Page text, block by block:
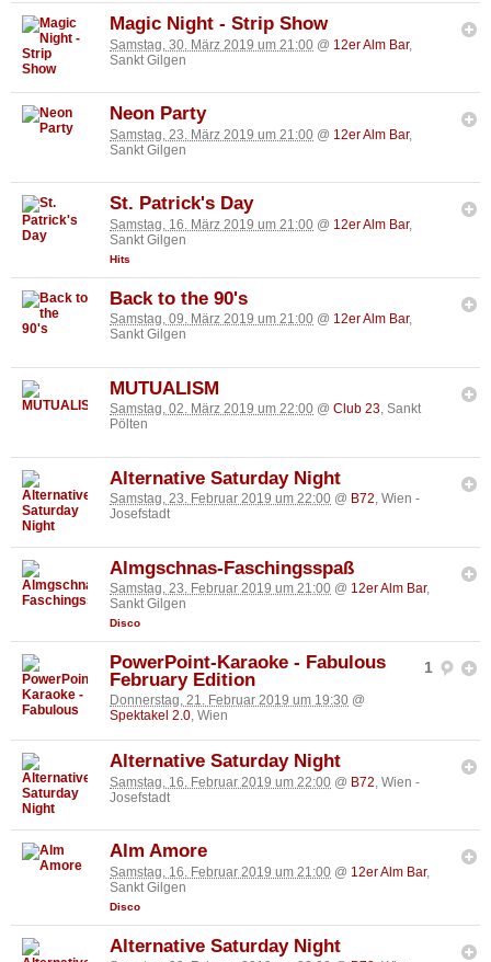
Magic Night - Strip Show
Samstag, 30. März 2019 um 21:00 @ 12er Alm Bar,
Sankt Gilgen
Neon Party
Samstag, 23. März 2019 um 21:00 @ 12er Alm Bar,
Sankt Gilgen
St. Patrick's Day
Samstag, 16. März 2019 um 21:00 @ 12er Alm Bar,
Sankt Gilgen
Hits
Back to the 90's
Samstag, 09. März 2019 um 21:00 @ 12er Alm Bar,
Sankt Gilgen
MUTUALISM
Samstag, 02. März 2019 um 22:00 @ Club 23, Sankt
Pölten
Alternative Saturday Night
Samstag, 23. Februar 2019 um 22:00 @ B72, Wien -
Josefstadt
Almgschnas-Faschingsspaß
Samstag, 23. Februar 2019 um 21:00 @ 12er Alm Bar,
Sankt Gilgen
Disco
1
PowerPoint-Karaoke - Fabulous
February Edition
Donnerstag, 21. Februar 2019 um 19:30 @
Spektakel 2.0, Wien
Alternative Saturday Night
Samstag, 16. Februar 2019 um 22:00 @ B72 , Wien -
Josefstadt
Alm Amore
Samstag, 16. Februar 2019 um 21:00 @ 12er Alm Bar,
Sankt Gilgen
Disco
Alternative Saturday Night